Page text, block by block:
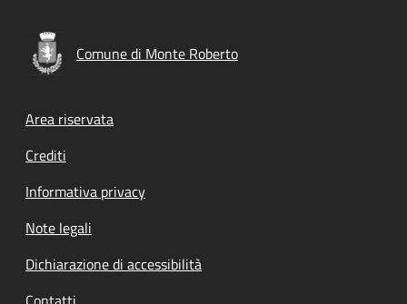
Comune di Monte Roberto
Footer menu
Area riservata
Crediti
Informativa privacy
Note legali
Dichiarazione di accessibilità